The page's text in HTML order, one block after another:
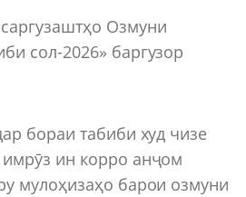
Озмуни
сол-2026» баргузор
бораи табиби худ чизе
ин корро анҷом
мулоҳизаҳо барои озмуни